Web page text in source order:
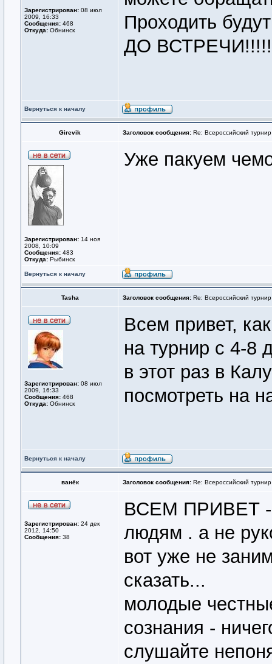
Зарегистрирован: 08 июл
2009, 16:33
Сообщения: 468
Откуда: Обнинск
Проходить
ДО ВСТРЕЧИ!!!!!
Вернуться к началу
Girevik Заголовок сообщения: Re: Всероссийский
Зарегистрирован: 14 ноя
2008, 10:09
Сообщения: 483
Откуда: Рыбинск
Уже пакуем
Вернуться к началу
Tasha Заголовок сообщения: Re: Всероссийский
Зарегистрирован: 08 июл
2009, 16:33
Сообщения: 468
Откуда: Обнинск
Всем привет,
на турнир с 4-8
в этот раз в
посмотреть на
Вернуться к началу
ванёк Заголовок сообщения: Re: Всероссийский
Зарегистрирован: 24 дек
2012, 14:50
Сообщения: 38
ВСЕМ ПРИВЕТ -
людям . а не
вот уже не
сказать...
молодые
сознания -
слушайте